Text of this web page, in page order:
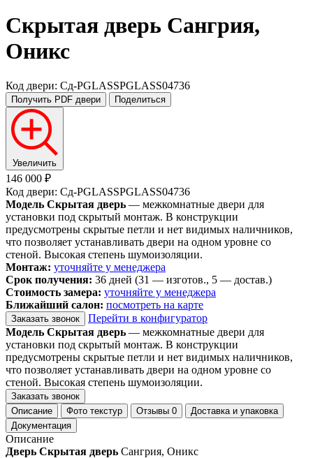
Скрытая дверь Сангрия,
Оникс
Код двери: Сд-PGLASSPGLASS04736
Получить PDF двери Поделиться
Увеличить
146 000 ₽
Код двери: Сд-PGLASSPGLASS04736
Модель Скрытая дверь — межкомнатные двери для
установки под скрытый монтаж. В конструкции
предусмотрены скрытые петли и нет видимых наличников,
что позволяет устанавливать двери на одном уровне со
стеной. Высокая степень шумоизоляции.
Монтаж: уточняйте у менеджера
Срок получения: 36 дней (31 — изготов., 5 — достав.)
Стоимость замера: уточняйте у менеджера
Ближайший салон: посмотреть на карте
Заказать звонок
Перейти в конфигуратор
Модель Скрытая дверь — межкомнатные двери для
установки под скрытый монтаж. В конструкции
предусмотрены скрытые петли и нет видимых наличников,
что позволяет устанавливать двери на одном уровне со
стеной. Высокая степень шумоизоляции.
Заказать звонок
Описание
Фото текстур Отзывы 0
Доставка и упаковка
Документация
Описание
Дверь Скрытая дверь Сангрия, Оникс